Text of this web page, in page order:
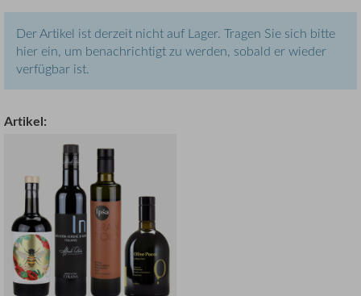
Der Artikel ist derzeit nicht auf Lager. Tragen Sie sich bitte
hier ein, um benachrichtigt zu werden, sobald er wieder
verfügbar ist.
Artikel: